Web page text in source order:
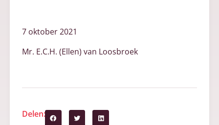
7 oktober 2021
Mr. E.C.H. (Ellen) van Loosbroek
Delen: